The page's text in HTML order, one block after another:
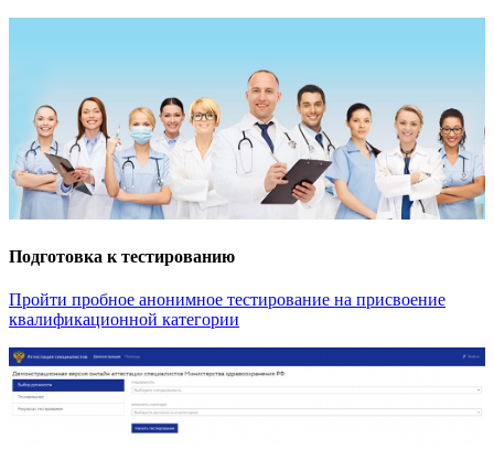
Подготовка к тестированию
Пройти пробное анонимное тестирование на присвоение
квалификационной категории